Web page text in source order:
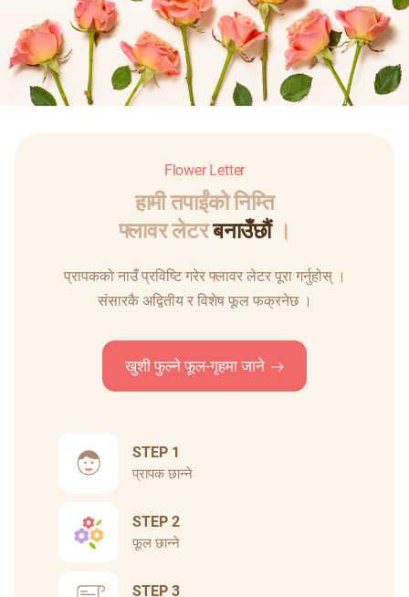
Flower Letter
हामी तपाईंको निम्ति
फ्लावर लेटरबनाउँछौं।
प्रापकको नाउँ प्रविष्टि गरेर फ्लावर लेटर पूरा गर्नुहोस् ।
संसारकै अद्वितीय र विशेष फूल फक्रनेछ ।
खुशी फुल्ने फूल-गृहमा जाने
STEP 1
प्रापक छान्ने
STEP 2
फूल छान्ने
STEP 3